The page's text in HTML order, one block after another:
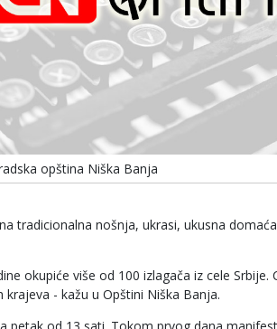
opština Niška Banja
tradicionalna nošnja, ukrasi, ukusna
okupiće više od 100 izlagača iz cele Srbije.
- kažu u Opštini Niška Banja.
petak od 13 sati. Tokom prvog dana